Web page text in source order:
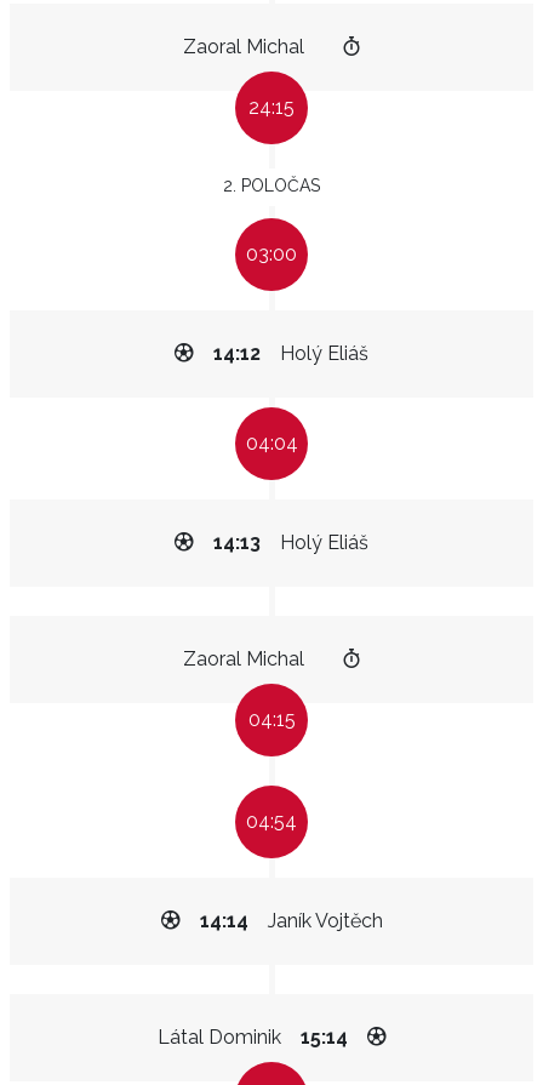
Zaoral Michal
24:15
2. POLOČAS
03:00
Holý Eliáš
14:12
04:04
Holý Eliáš
14:13
Zaoral Michal
04:15
04:54
Janík Vojtěch
14:14
Látal Dominik 15:14